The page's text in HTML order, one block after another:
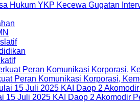
Hukum YKP Kecewa Gugatan
Peran Komunikasi Korporasi,
15 Juli 2025 KAI Daop 2 Akomodir